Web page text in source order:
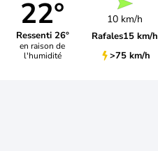
22°
Ressenti 26°
en raison de
l'humidité
10 km/h
Rafales15 km/h
>75 km/h